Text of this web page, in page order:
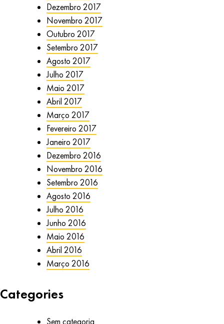
Dezembro 2017
Novembro 2017
Outubro 2017
Setembro 2017
Agosto 2017
Julho 2017
Maio 2017
Abril 2017
Março 2017
Fevereiro 2017
Janeiro 2017
Dezembro 2016
Novembro 2016
Setembro 2016
Agosto 2016
Julho 2016
Junho 2016
Maio 2016
Abril 2016
Março 2016
Categories
Sem categoria